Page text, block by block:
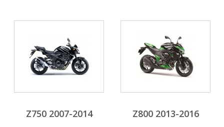
Z750 2007-2014 Z800 2013-2016